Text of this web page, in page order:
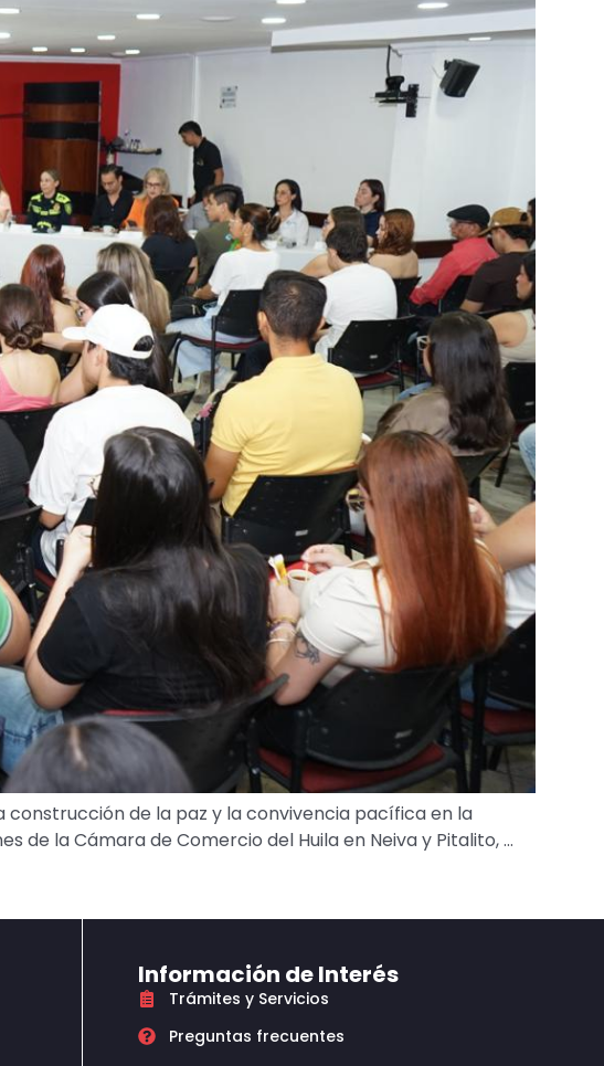
construcción de la paz y la convivencia pacífica en la
de la Cámara de Comercio del Huila en Neiva y Pitalito, …
Información de Interés
Trámites y Servicios
Preguntas frecuentes